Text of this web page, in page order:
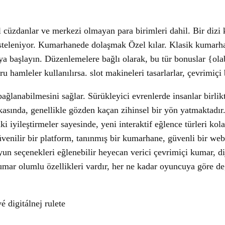
ve merkezi olmayan para birimleri dahil. Bir dizi
Kumarhanede dolaşmak Özel kılar. Klasik
başlayın. Düzenlemelere bağlı olarak, bu tür bonuslar
hamleler kullanılırsa. slot makineleri tasarlarlar,
sağlar. Sürükleyici evrenlerde insanlar
genellikle gözden kaçan zihinsel bir yön
iyileştirmeler sayesinde, yeni interaktif eğlence türleri
bir platform, tanınmış bir kumarhane, güvenli bir
seçenekleri eğlenebilir heyecan verici çevrimiçi kumar,
olumlu özellikleri vardır, her ne kadar oyuncuya göre
digitálnej rulete